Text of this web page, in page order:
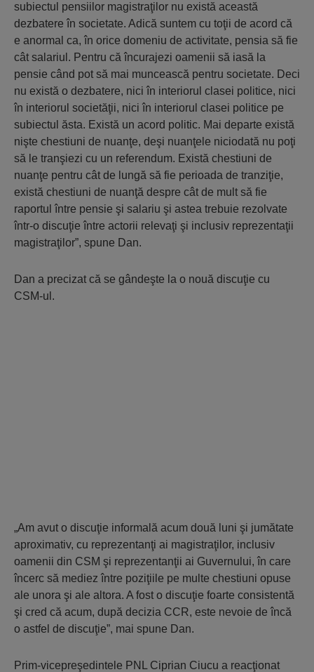
subiectul pensiilor magistraţilor nu există această
dezbatere în societate. Adică suntem cu toţii de acord că
e anormal ca, în orice domeniu de activitate, pensia să fie
cât salariul. Pentru că încurajezi oamenii să iasă la
pensie când pot să mai muncească pentru societate. Deci
nu există o dezbatere, nici în interiorul clasei politice, nici
în interiorul societăţii, nici în interiorul clasei politice pe
subiectul ăsta. Există un acord politic. Mai departe există
nişte chestiuni de nuanţe, deşi nuanţele niciodată nu poţi
să le tranşiezi cu un referendum. Există chestiuni de
nuanţe pentru cât de lungă să fie perioada de tranziţie,
există chestiuni de nuanţă despre cât de mult să fie
raportul între pensie şi salariu şi astea trebuie rezolvate
într-o discuţie între actorii relevaţi şi inclusiv reprezentaţii
magistraţilor”, spune Dan.
Dan a precizat că se gândeşte la o nouă discuţie cu
CSM-ul.
„Am avut o discuţie informală acum două luni şi jumătate
aproximativ, cu reprezentanţi ai magistraţilor, inclusiv
oamenii din CSM şi reprezentanţii ai Guvernului, în care
încerc să mediez între poziţiile pe multe chestiuni opuse
ale unora şi ale altora. A fost o discuţie foarte consistentă
şi cred că acum, după decizia CCR, este nevoie de încă
o astfel de discuţie”, mai spune Dan.
Prim-vicepreşedintele PNL Ciprian Ciucu a reacţionat